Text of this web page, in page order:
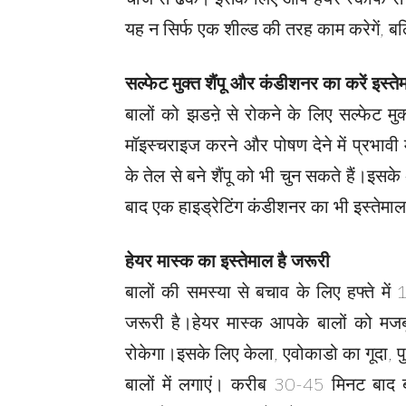
यह न सिर्फ एक शील्ड की तरह काम करेगें,
सल्फेट मुक्त शैंपू और कंडीशनर का करें
बालों को झडऩे से रोकने के लिए सल्फेट
मॉइस्चराइज करने और पोषण देने में प्रभावी
के तेल से बने शैंपू को भी चुन सकते हैं।इसके
बाद एक हाइड्रेटिंग कंडीशनर का भी
हेयर मास्क का इस्तेमाल है जरूरी
बालों की समस्या से बचाव के लिए हफ्ते में
जरूरी है।हेयर मास्क आपके बालों को
रोकेगा।इसके लिए केला, एवोकाडो का
बालों में लगाएं। करीब 30-45 मिनट